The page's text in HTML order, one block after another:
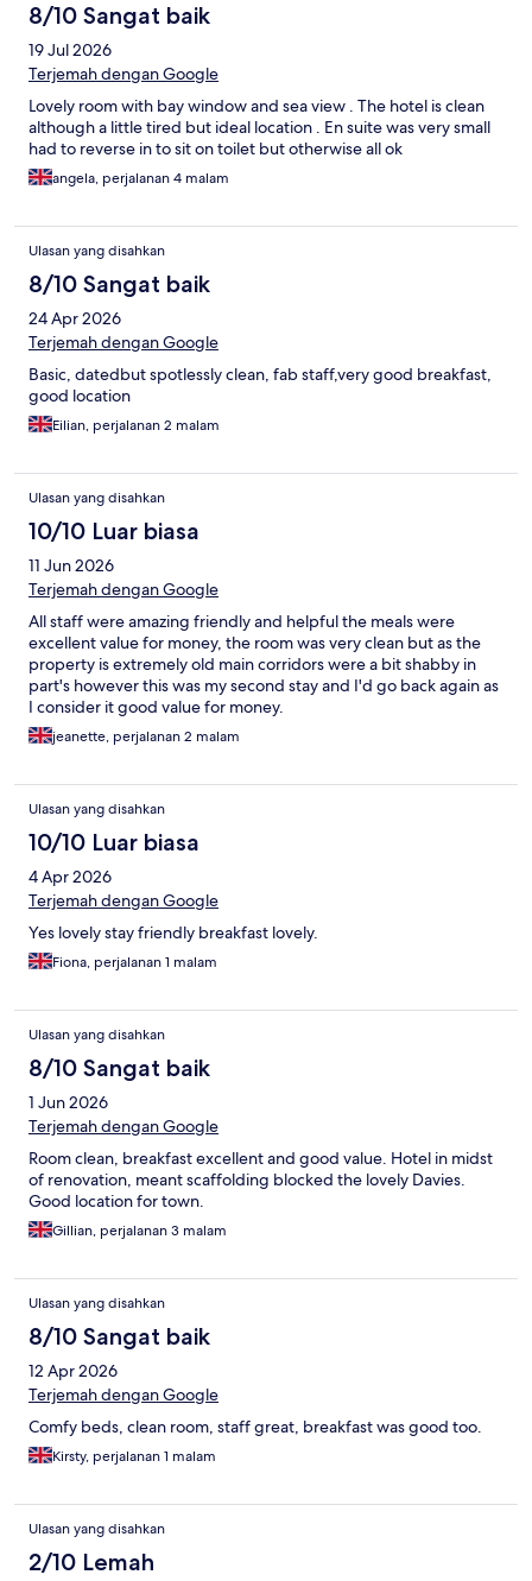
8/10 Sangat baik
19 Jul 2026
Terjemah dengan Google
Lovely room with bay window and sea view . The hotel is clean
although a little tired but ideal location . En suite was very small
had to reverse in to sit on toilet but otherwise all ok
angela, perjalanan 4 malam
Ulasan yang disahkan
8/10 Sangat baik
24 Apr 2026
Terjemah dengan Google
Basic, datedbut spotlessly clean, fab staff,very good breakfast,
good location
Eilian, perjalanan 2 malam
Ulasan yang disahkan
10/10 Luar biasa
11 Jun 2026
Terjemah dengan Google
All staff were amazing friendly and helpful the meals were
excellent value for money, the room was very clean but as the
property is extremely old main corridors were a bit shabby in
part's however this was my second stay and I'd go back again as
I consider it good value for money.
jeanette, perjalanan 2 malam
Ulasan yang disahkan
10/10 Luar biasa
4 Apr 2026
Terjemah dengan Google
Yes lovely stay friendly breakfast lovely.
Fiona, perjalanan 1 malam
Ulasan yang disahkan
8/10 Sangat baik
1 Jun 2026
Terjemah dengan Google
Room clean, breakfast excellent and good value. Hotel in midst
of renovation, meant scaffolding blocked the lovely Davies.
Good location for town.
Gillian, perjalanan 3 malam
Ulasan yang disahkan
8/10 Sangat baik
12 Apr 2026
Terjemah dengan Google
Comfy beds, clean room, staff great, breakfast was good too.
Kirsty, perjalanan 1 malam
Ulasan yang disahkan
2/10 Lemah